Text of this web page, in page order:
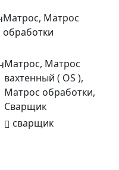
Матрос, Матрос
обработки
Матрос, Матрос
вахтенный ( OS ),
Матрос обработки,
Сварщик
сварщик